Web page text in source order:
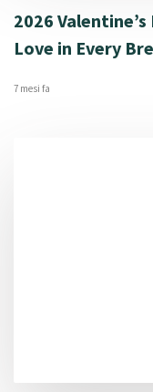
2026
Love in Every
7 mesi fa